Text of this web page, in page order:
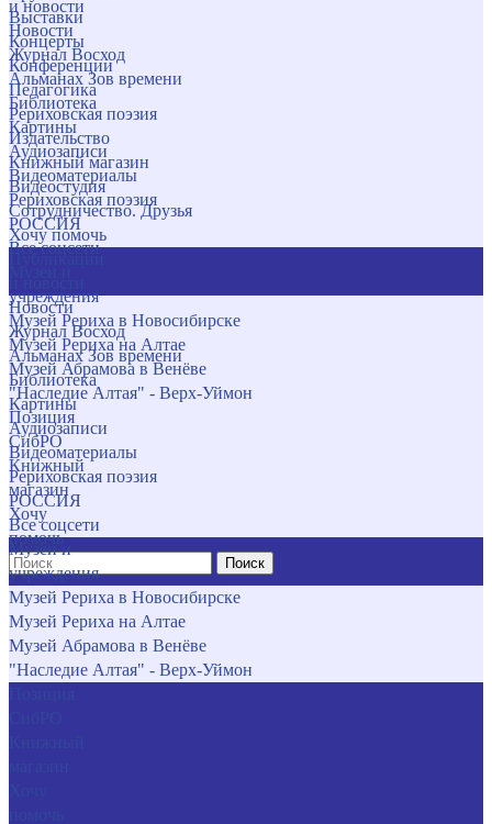
и новости
Новости
Журнал Восход
Альманах Зов времени
Библиотека
Картины
Аудиозаписи
Видеоматериалы
Рериховская поэзия
РОССИЯ
Все соцсети
учреждения
Музей Рериха в Новосибирске
Музей Рериха на Алтае
Музей Абрамова в Венёве
"Наследие Алтая" - Верх-Уймон
Позиция
СибРО
Книжный
магазин
Хочу
помочь
Поиск
Выставки
Концерты
Конференции
Педагогика
Рериховская поэзия
Издательство
Книжный магазин
Видеостудия
Сотрудничество. Друзья
Хочу помочь
Новости
Журнал Восход
Альманах Зов времени
Библиотека
Картины
Аудиозаписи
Видеоматериалы
Рериховская поэзия
РОССИЯ
Все соцсети
Музеи и
учреждения
Музей Рериха в Новосибирске
Музей Рериха на Алтае
Музей Абрамова в Венёве
"Наследие Алтая" - Верх-Уймон